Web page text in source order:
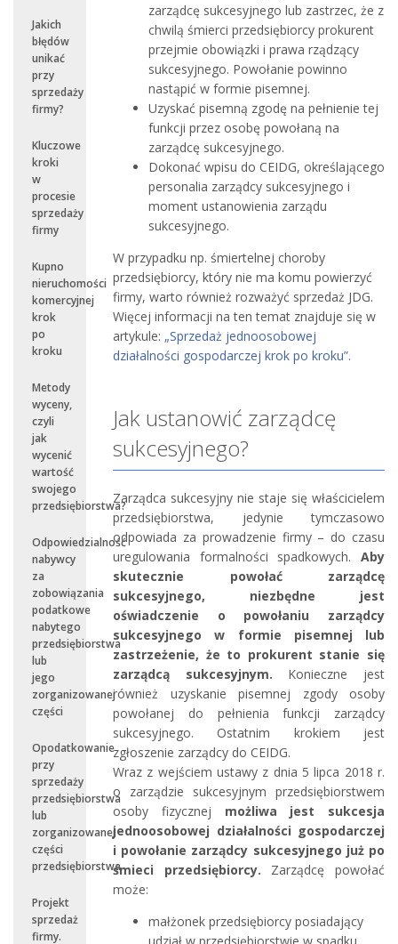
Jakich
błędów
unikać
przy
sprzedaży
firmy?
Kluczowe
kroki
w
procesie
sprzedaży
firmy
Kupno
nieruchomości
komercyjnej
krok
po
kroku
Metody
wyceny,
czyli
jak
wycenić
wartość
swojego
przedsiębiorstwa?
Odpowiedzialność
nabywcy
za
zobowiązania
podatkowe
nabytego
przedsiębiorstwa
lub
jego
zorganizowanej
części
Opodatkowanie
przy
sprzedaży
przedsiębiorstwa
lub
zorganizowanej
części
przedsiębiorstwa
Projekt
sprzedaż
firmy.
zarządcę sukcesyjnego lub zastrzec, że z
chwilą śmierci przedsiębiorcy prokurent
przejmie obowiązki i prawa rządzący
sukcesyjnego. Powołanie powinno
nastąpić w formie pisemnej.
Uzyskać pisemną zgodę na pełnienie tej
funkcji przez osobę powołaną na
zarządcę sukcesyjnego.
Dokonać wpisu do CEIDG, określającego
personalia zarządcy sukcesyjnego i
moment ustanowienia zarządu
sukcesyjnego.
W przypadku np. śmiertelnej choroby
przedsiębiorcy, który nie ma komu powierzyć
firmy, warto również rozważyć sprzedaż JDG.
Więcej informacji na ten temat znajduje się w
artykule: „Sprzedaż jednoosobowej
działalności gospodarczej krok po kroku”.
Jak ustanowić zarządcę
sukcesyjnego?
Zarządca sukcesyjny nie staje się właścicielem
przedsiębiorstwa, jedynie tymczasowo
odpowiada za prowadzenie firmy – do czasu
uregulowania formalności spadkowych. Aby
skutecznie powołać zarządcę
sukcesyjnego, niezbędne jest
oświadczenie o powołaniu zarządcy
sukcesyjnego w formie pisemnej lub
zastrzeżenie, że to prokurent stanie się
zarządcą sukcesyjnym. Konieczne jest
również uzyskanie pisemnej zgody osoby
powołanej do pełnienia funkcji zarządcy
sukcesyjnego. Ostatnim krokiem jest
zgłoszenie zarządcy do CEIDG.
Wraz z wejściem ustawy z dnia 5 lipca 2018 r.
o zarządzie sukcesyjnym przedsiębiorstwem
osoby fizycznej możliwa jest sukcesja
jednoosobowej działalności gospodarczej
i powołanie zarządcy sukcesyjnego już po
śmieci przedsiębiorcy. Zarządcę powołać
może:
małżonek przedsiębiorcy posiadający